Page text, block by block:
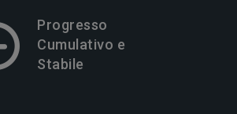
Progresso
Cumulativo e
Stabile